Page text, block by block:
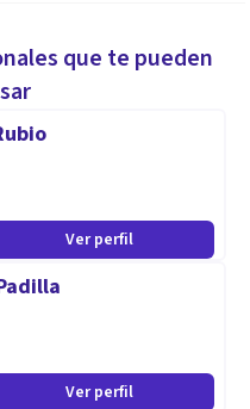
que te pueden
Ver perfil
Ver perfil